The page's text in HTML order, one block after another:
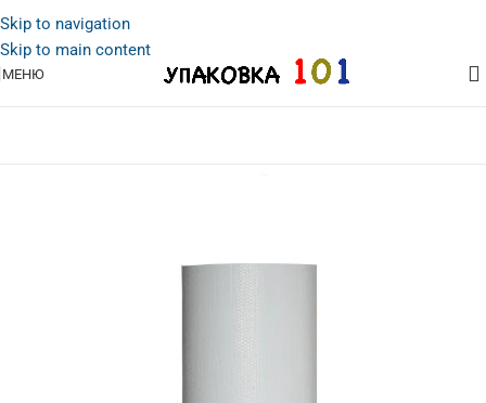
Skip to navigation
Skip to main content
МЕНЮ